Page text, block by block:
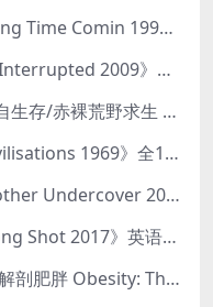
加拿大纪录片《好久不见 Long Time Comin 1993》英语中英双字 官方纯净版 1080P/MKV/1G 女同性艺术家
美国纪录片《双相青春 Boy Interrupted 2009》英语中英双字 官方纯净版 1080P/MKV/1.43G 青少年躁郁症
探索频道《赤裸与恐惧：独自生存/赤裸荒野求生 Naked and Afraid: Solo 2023》第一季全8集 英语中英双字 官方纯净版 高码1080P/MKV/45.4G
BBC纪录片《文明的轨迹 Civilisations 1969》全13集 英语中英双字 高清收藏版 1080P/MKV/64.1G 西方艺术史话
HULU纪录片《卧底妈妈 Mother Undercover 2023》全4集 英语中英双字 官方纯净版 1080P/MKV/7.6G 拯救孩子
Netflix纪录片《意外在场 Long Shot 2017》英语中字 720P/NKV/1.06GB 美国谋杀误判案件
BBC纪录片《肥胖症：尸检/解剖肥胖 Obesity: The Post Mortem 2016》英语中英双字 无水印纯净版 1080P/MKV/1.03G